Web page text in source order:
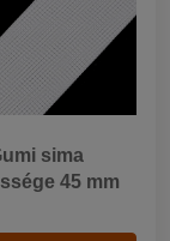
sima
45 mm